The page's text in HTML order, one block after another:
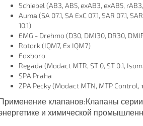
Schiebel (AB3, AB5, exAB3, exAB5,
Aumа (SA 07.1, SA ExC 07.1, SAR 07.1,
10.1)
EMG - Drehmo (D30, DMI30, DR30,
Rotork (IQM7, Ex IQM7)
Foxboro
Regada (Modact MTR, ST 0, ST 0.1,
SPA Praha
ZPA Pecky (Modact MTN, MTP
клапанов:Клапаны
и химической